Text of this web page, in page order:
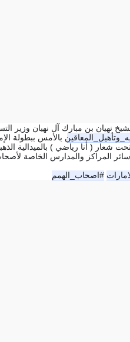
نهيان بن مبارك آل نهيان وزير
#اصحاب_الهمم